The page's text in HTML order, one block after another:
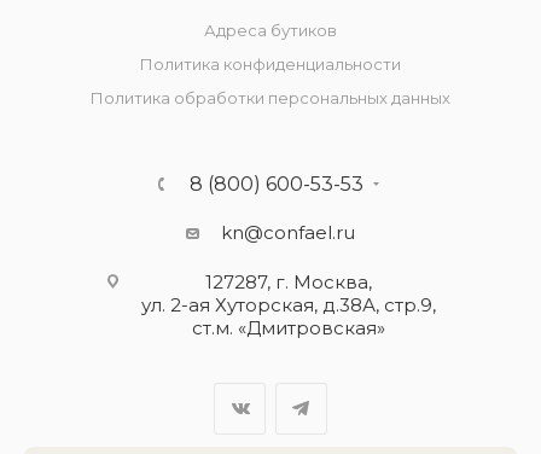
Адреса бутиков
Политика конфиденциальности
Политика обработки персональных данных
8 (800) 600-53-53
kn@confael.ru
127287, г. Москва,
ул. 2-ая Хуторская, д.38А, стр.9,
ст.м. «Дмитровская»